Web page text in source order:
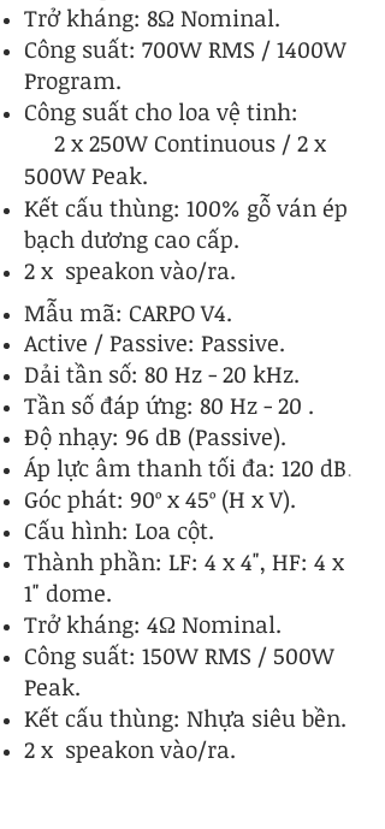
Trở kháng: 8Ω Nominal.
Công suất: 700W RMS / 1400W
Program.
​Công suất cho loa vệ tinh:
2 x 250W Continuous / 2 x
500W Peak.
Kết cấu thùng: 100% gỗ ván ép
bạch dương cao cấp.
​2 x speakon vào/ra.
Mẫu mã: CARPO V4.
Active / Passive: Passive.
Dải tần số: 80 Hz - 20 kHz.
Tần số đáp ứng: 80 Hz - 20 .
Độ nhạy: 96 dB (Passive).
Áp lực âm thanh tối đa: 120 dB.
​Góc phát: 90º x 45º (H x V).
Cấu hình: Loa cột.
Thành phần: LF: 4 x 4", HF: 4 x
1" dome.
Trở kháng: 4Ω Nominal.
Công suất: 150W RMS / 500W
Peak.
Kết cấu thùng: Nhựa siêu bền.
​2 x speakon vào/ra.